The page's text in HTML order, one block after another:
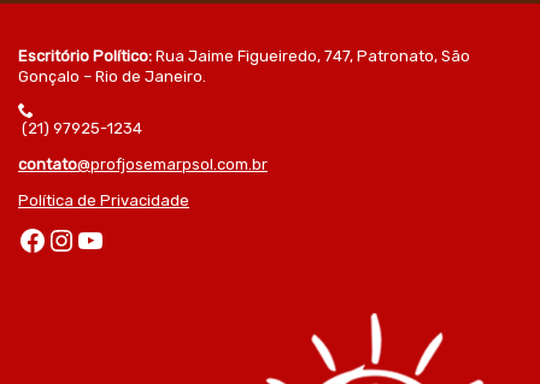
Escritório Político: Rua Jaime Figueiredo, 747, Patronato, São
Gonçalo – Rio de Janeiro.
(21) 97925-1234
contato@profjosemarpsol.com.br
Política de Privacidade
Facebook Instagram Youtube